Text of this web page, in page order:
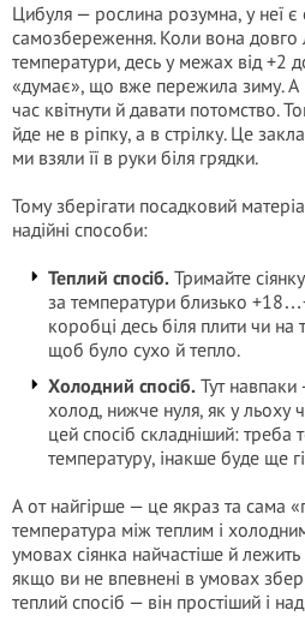
Цибуля — рослина розумна, у неї є
самозбереження. Коли вона довго
температури, десь у межах від +2
«думає», що вже пережила зиму. А
час квітнути й давати потомство.
йде не в ріпку, а в стрілку. Це
ми взяли її в руки біля грядки.
Тому зберігати посадковий
надійні способи:
Теплий спосіб. Тримайте
за температури близько
коробці десь біля плити чи на
щоб було сухо й тепло.
Холодний спосіб. Тут
холод, нижче нуля, як у льоху
цей спосіб складніший: треба
температуру, інакше буде ще
А от найгірше — це якраз та сама
температура між теплим і
умовах сіянка найчастіше й
якщо ви не впевнені в умовах
теплий спосіб — він простіший і